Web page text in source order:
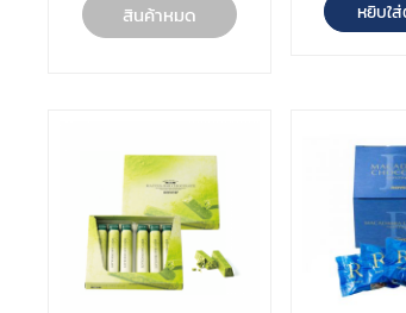
สินค้าหมด หยิบใส่